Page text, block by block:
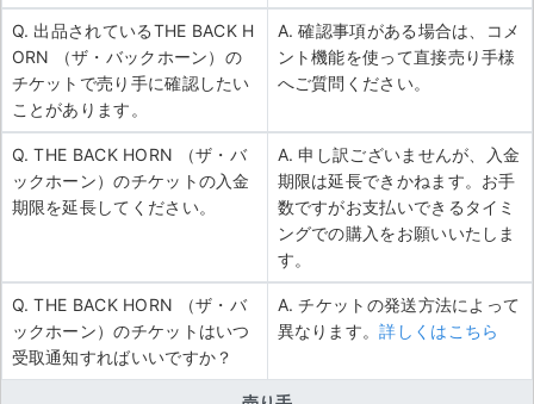
Q. 出品されているTHE BACK H
ORN （ザ・バックホーン）の
チケットで売り手に確認したい
ことがあります。
A. 確認事項がある場合は、コメ
ント機能を使って直接売り手様
へご質問ください。
Q. THE BACK HORN （ザ・バ
ックホーン）のチケットの入金
期限を延長してください。
A. 申し訳ございませんが、入金
期限は延長できかねます。お手
数ですがお支払いできるタイミ
ングでの購入をお願いいたしま
す。
Q. THE BACK HORN （ザ・バ
ックホーン）のチケットはいつ
受取通知すればいいですか？
A. チケットの発送方法によって
異なります。詳しくはこちら